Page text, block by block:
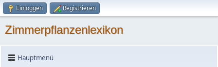
Einloggen Registrieren
Zimmerpflanzenlexikon
Hauptmenü